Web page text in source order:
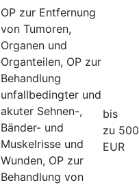
OP zur Entfernung
von Tumoren,
Organen und
Organteilen, OP zur
Behandlung
unfallbedingter und
akuter Sehnen-,
Bänder- und
Muskelrisse und
Wunden, OP zur
Behandlung von
bis
zu 500
EUR